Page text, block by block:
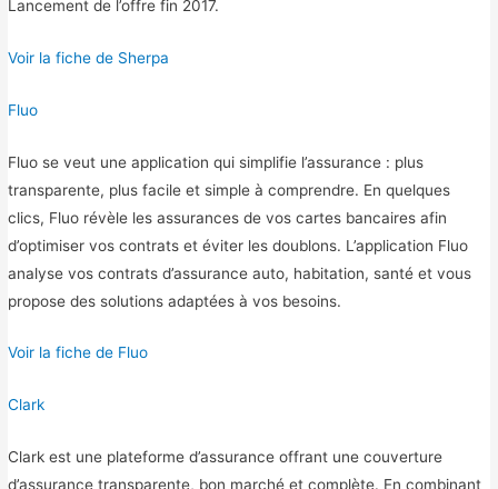
Lancement de l’offre fin 2017.
Voir la fiche de Sherpa
Fluo
Fluo se veut une application qui simplifie l’assurance : plus
transparente, plus facile et simple à comprendre. En quelques
clics, Fluo révèle les assurances de vos cartes bancaires afin
d’optimiser vos contrats et éviter les doublons. L’application Fluo
analyse vos contrats d’assurance auto, habitation, santé et vous
propose des solutions adaptées à vos besoins.
Voir la fiche de Fluo
Clark
Clark est une plateforme d’assurance offrant une couverture
d’assurance transparente, bon marché et complète. En combinant